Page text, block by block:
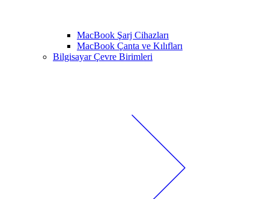
MacBook Şarj Cihazları
MacBook Çanta ve Kılıfları
Bilgisayar Çevre Birimleri